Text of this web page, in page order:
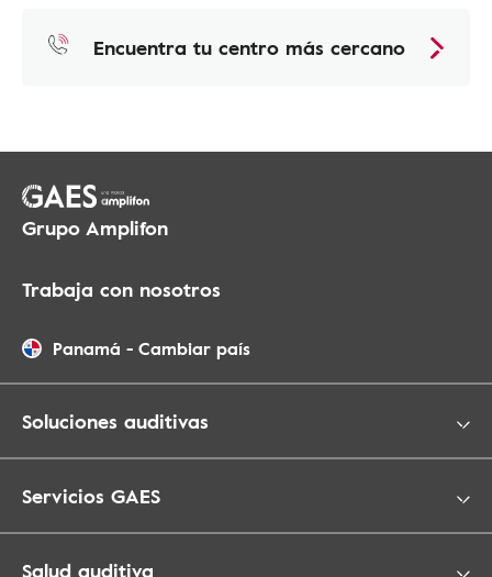
Encuentra tu centro más cercano
Grupo Amplifon
Trabaja con nosotros
Panamá - Cambiar país
Soluciones auditivas
Servicios GAES
Salud auditiva